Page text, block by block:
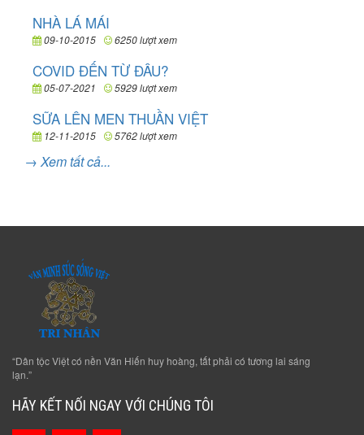
NHÀ LÁ MÁI
09-10-2015 6250 lượt xem
COVID ĐẾN TỪ ĐÂU?
05-07-2021 5929 lượt xem
SỮA LÊN MEN THUẦN VIỆT
12-11-2015 5762 lượt xem
→ Xem tất cả...
“Dân tộc Việt có nền Văn Hiến huy hoàng, tất phải có tương lai sáng
lạn.”
HÃY KẾT NỐI NGAY VỚI CHÚNG TÔI